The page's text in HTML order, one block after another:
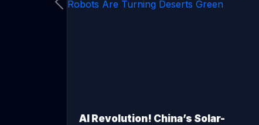
AI Revolution! China’s Solar-